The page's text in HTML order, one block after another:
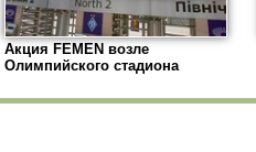
Акция FEMEN возле
Олимпийского стадиона